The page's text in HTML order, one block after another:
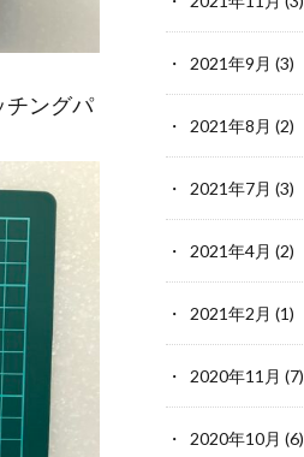
チングパ
2021年9月 (3)
2021年8月 (2)
2021年7月 (3)
2021年4月 (2)
2021年2月 (1)
2020年11月 (7)
2020年10月 (6)